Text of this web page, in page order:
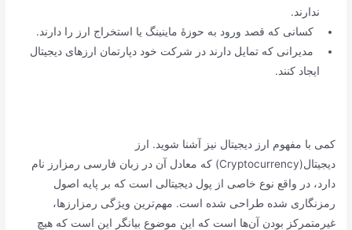
ندارند.
کسانی که قصد ورود به حوزۀ ماینینگ یا استخراج ارز را دارند.
مدیرانی که تمایل دارند در شرکت خود دپارتمان ارزهای دیجیتال
ایجاد کنند.
کمی با مفهوم ارز دیجیتال نیز آشنا شوید. ارز
دیجیتال(Cryptocurrency) که معادل آن در زبان فارسی رمزارز نام
دارد، در واقع نوع خاصی از پول دیجیتالی است که بر پایه اصول
رمزنگاری شده طراحی شده است. مهم‌ترین ویژگی رمزارزها،
غیرمتمرکز بودن آن‌ها است که این موضوع بیانگر این است که هیچ